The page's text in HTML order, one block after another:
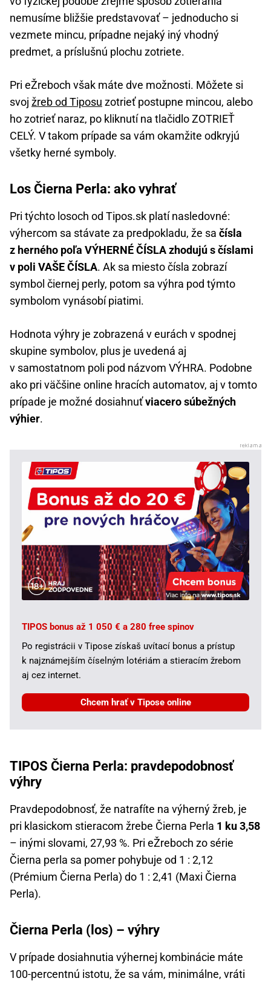
nemusíme bližšie predstavovať – jednoducho si
vezmete mincu, prípadne nejaký iný vhodný
predmet, a príslušnú plochu zotriete.
Pri eŽreboch však máte dve možnosti. Môžete si
svoj žreb od Tiposu zotrieť postupne mincou, alebo
ho zotrieť naraz, po kliknutí na tlačidlo ZOTRIEŤ
CELÝ. V takom prípade sa vám okamžite odkryjú
všetky herné symboly.
Los Čierna Perla: ako vyhrať
Pri týchto losoch od Tipos.sk platí nasledovné:
výhercom sa stávate za predpokladu, že sa čísla
z herného poľa VÝHERNÉ ČÍSLA zhodujú s číslami
v poli VAŠE ČÍSLA. Ak sa miesto čísla zobrazí
symbol čiernej perly, potom sa výhra pod týmto
symbolom vynásobí piatimi.
Hodnota výhry je zobrazená v eurách v spodnej
skupine symbolov, plus je uvedená aj
v samostatnom poli pod názvom VÝHRA. Podobne
ako pri väčšine online hracích automatov, aj v tomto
prípade je možné dosiahnuťviacero súbežných
výhier.
TIPOS bonus až 1 050 € a 280 free spinov
Po registrácii v Tipose získaš uvítací bonus a prístup
k najznámejším číselným lotériám a stieracím žrebom
aj cez internet.
Chcem hrať v Tipose online
TIPOS Čierna Perla: pravdepodobnosť
výhry
Pravdepodobnosť, že natrafíte na výherný žreb, je
pri klasickom stieracom žrebe Čierna Perla 1 ku 3,58
– inými slovami, 27,93 %. Pri eŽreboch zo série
Čierna perla sa pomer pohybuje od 1 : 2,12
(Prémium Čierna Perla) do 1 : 2,41 (Maxi Čierna
Perla).
Čierna Perla (los) – výhry
V prípade dosiahnutia výhernej kombinácie máte
100-percentnú istotu, že sa vám, minimálne, vráti